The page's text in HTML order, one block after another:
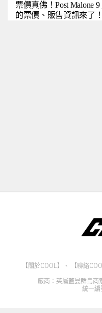
票價真佛！Post Malone 9 月 20 日南港展覽館開唱，你要
的票價、販售資訊來了！
【關於COOL】 、 【聯絡
廠商：英屬蓋曼群島商
統一